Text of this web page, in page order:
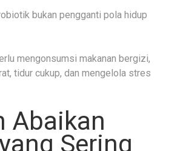
bukan pengganti pola hidup
mengonsumsi makanan bergizi,
tidur cukup, dan mengelola stres
Abaikan
Sering